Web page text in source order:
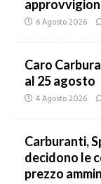
6 Agosto 2026
Caro
al 25 agosto
4 Agosto 2026
Carburanti,
decidono le
prezzo